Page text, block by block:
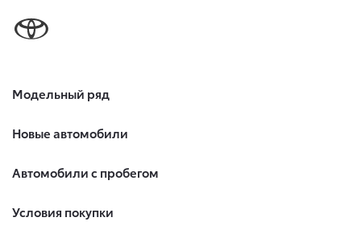
Модельный ряд
Новые автомобили
Автомобили с пробегом
Условия покупки